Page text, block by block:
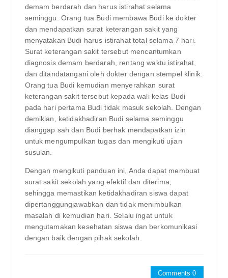
demam berdarah dan harus istirahat selama
seminggu. Orang tua Budi membawa Budi ke dokter
dan mendapatkan surat keterangan sakit yang
menyatakan Budi harus istirahat total selama 7 hari.
Surat keterangan sakit tersebut mencantumkan
diagnosis demam berdarah, rentang waktu istirahat,
dan ditandatangani oleh dokter dengan stempel klinik.
Orang tua Budi kemudian menyerahkan surat
keterangan sakit tersebut kepada wali kelas Budi
pada hari pertama Budi tidak masuk sekolah. Dengan
demikian, ketidakhadiran Budi selama seminggu
dianggap sah dan Budi berhak mendapatkan izin
untuk mengumpulkan tugas dan mengikuti ujian
susulan.
Dengan mengikuti panduan ini, Anda dapat membuat
surat sakit sekolah yang efektif dan diterima,
sehingga memastikan ketidakhadiran siswa dapat
dipertanggungjawabkan dan tidak menimbulkan
masalah di kemudian hari. Selalu ingat untuk
mengutamakan kesehatan siswa dan berkomunikasi
dengan baik dengan pihak sekolah.
Comments 0